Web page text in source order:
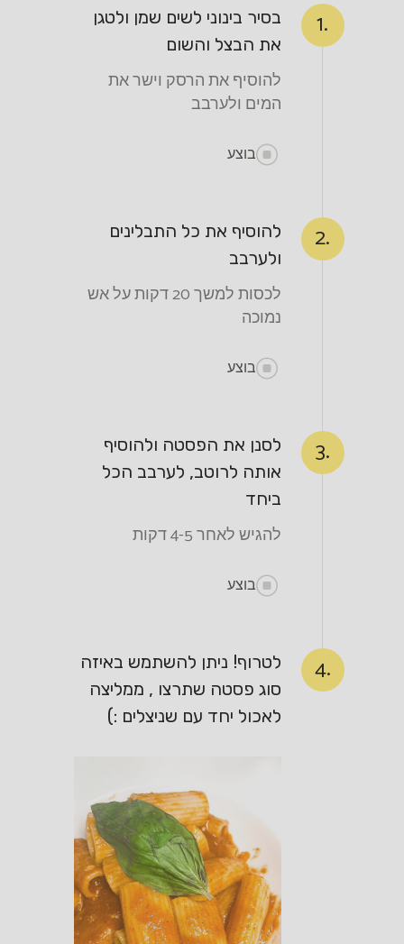
1.
בסיר בינוני לשים שמן ולטגן
את הבצל והשום
להוסיף את הרסק וישר את
המים ולערבב
בוצע
2.
להוסיף את כל התבלינים
ולערבב
לכסות למשך 20 דקות על אש
נמוכה
בוצע
3.
לסנן את הפסטה ולהוסיף
אותה לרוטב, לערבב הכל
ביחד
להגיש לאחר 4-5 דקות
בוצע
4.
לטרוף! ניתן להשתמש באיזה
סוג פסטה שתרצו , ממליצה
לאכול יחד עם שניצלים :)